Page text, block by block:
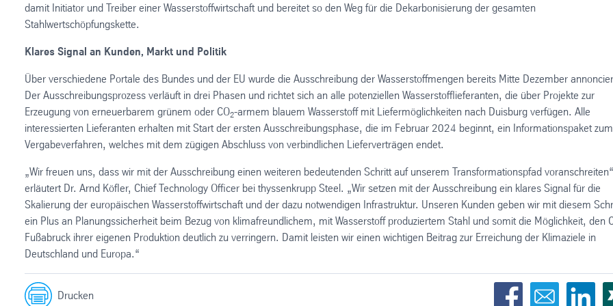
damit Initiator und Treiber einer Wasserstoffwirtschaft und bereitet so den Weg für die Dekarbonisierung der gesamten
Stahlwertschöpfungskette.
Klares Signal an Kunden, Markt und Politik
Über verschiedene Portale des Bundes und der EU wurde die Ausschreibung der Wasserstoffmengen bereits Mitte Dezember
Der Ausschreibungsprozess verläuft in drei Phasen und richtet sich an alle potenziellen Wasserstofflieferanten, die über Projekte zur
Erzeugung von erneuerbarem grünem oder CO2-armem blauem Wasserstoff mit Liefermöglichkeiten nach Duisburg verfügen. Alle
interessierten Lieferanten erhalten mit Start der ersten Ausschreibungsphase, die im Februar 2024 beginnt, ein Informationspaket zum
Vergabeverfahren, welches mit dem zügigen Abschluss von verbindlichen Lieferverträgen endet.
„Wir freuen uns, dass wir mit der Ausschreibung einen weiteren bedeutenden Schritt auf unserem Transformationspfad
erläutert Dr. Arnd Köfler, Chief Technology Officer bei thyssenkrupp Steel. „Wir setzen mit der Ausschreibung ein klares Signal für die
Skalierung der europäischen Wasserstoffwirtschaft und der dazu notwendigen Infrastruktur. Unseren Kunden geben wir mit diesem
ein Plus an Planungssicherheit beim Bezug von klimafreundlichem, mit Wasserstoff produziertem Stahl und somit die Möglichkeit, den
Fußabruck ihrer eigenen Produktion deutlich zu verringern. Damit leisten wir einen wichtigen Beitrag zur Erreichung der Klimaziele in
Deutschland und Europa.“
Drucken